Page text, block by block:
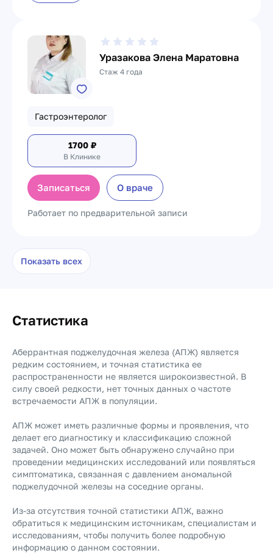
Уразакова Элена Маратовна
Стаж 4 года
Гастроэнтеролог
1700₽
В Клинике
Записаться О враче
Работает по предварительной записи
Показать всех
Статистика
Аберрантная поджелудочная железа (АПЖ) является
редким состоянием, и точная статистика ее
распространенности не является широкоизвестной. В
силу своей редкости, нет точных данных о частоте
встречаемости АПЖ в популяции.
АПЖ может иметь различные формы и проявления, что
делает его диагностику и классификацию сложной
задачей. Оно может быть обнаружено случайно при
проведении медицинских исследований или появляться
симптоматика, связанная с давлением аномальной
поджелудочной железы на соседние органы.
Из-за отсутствия точной статистики АПЖ, важно
обратиться к медицинским источникам, специалистам и
исследованиям, чтобы получить более подробную
информацию о данном состоянии.